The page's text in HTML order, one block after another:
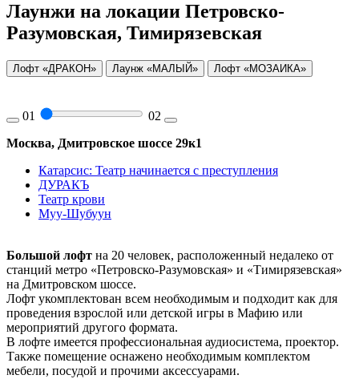
Лаунжи на локации Петровско-
Разумовская, Тимирязевская
Лофт «ДРАКОН» Лаунж «МАЛЫЙ» Лофт «МОЗАИКА»
01
02
Москва, Дмитровское шоссе 29к1
Катарсис: Театр начинается с преступления
ДУРАКЪ
Театр крови
Муу-Шубуун
Большой лофт на 20 человек, расположенный недалеко от
станций метро «Петровско-Разумовская» и «Тимирязевская»
на Дмитровском шоссе.
Лофт укомплектован всем необходимым и подходит как для
проведения взрослой или детской игры в Мафию или
мероприятий другого формата.
В лофте имеется профессиональная аудиосистема, проектор.
Также помещение оснажено необходимым комплектом
мебели, посудой и прочими аксессуарами.